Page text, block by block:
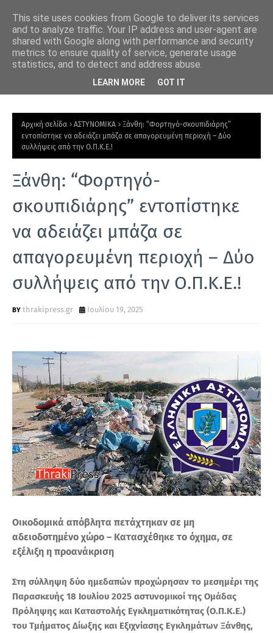
Ε
Π
Κ
Ι
Ρ
Η
Τ
τον Αύγουστο για ετήσια συντήρηση
Αρχική σελίδα ΑΣΤΥΝΟΜΙΚΑ
Ξάνθη: “Φορτηγό-σκουπιδιάρης”
εντοπίστηκε να αδειάζει μπάζα σε απαγορευμένη περιοχή – Δύο
συλλήψεις από την Ο.Π.Κ.Ε.!
Ξάνθη: “Φορτηγό-
σκουπιδιάρης” εντοπίστηκε
να αδειάζει μπάζα σε
απαγορευμένη περιοχή – Δύο
συλλήψεις από την Ο.Π.Κ.Ε.!
thrakipress.gr Ιουλίου 19, 2025
Οικοδομικά απόβλητα πετάχτηκαν σε μη
αδειοδοτημένο χώρο – Κατασχέθηκε το όχημα, σε
εξέλιξη η προανάκριση
Στη σύλληψη δύο ημεδαπών προχώρησαν το μεσημέρι της
Παρασκευής 18 Ιουλίου 2025 αστυνομικοί της Ομάδας
Πρόληψης και Καταστολής Εγκληματικότητας (Ο.Π.Κ.Ε.)
του Τμήματος Δίωξης και Εξιχνίασης Εγκλημάτων Ξάνθης,
This site uses cookies from Google to deliver its services
and to analyze traffic. Your IP address and user-agent are
shared with Google along with performance and security
metrics to ensure quality of service, generate usage
statistics, and to detect and address abuse.
LEARN MORE GOT IT